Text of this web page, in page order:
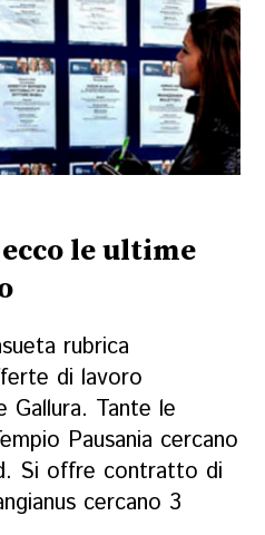
le ultime
rubrica
di lavoro
Gallura. Tante le
Pausania cercano
Si offre contratto di
cercano 3